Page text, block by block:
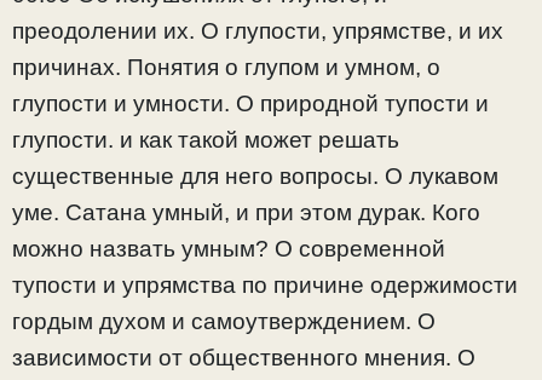
преодолении их. О глупости, упрямстве, и их
причинах. Понятия о глупом и умном, о
глупости и умности. О природной тупости и
глупости. и как такой может решать
существенные для него вопросы. О лукавом
уме. Сатана умный, и при этом дурак. Кого
можно назвать умным? О современной
тупости и упрямства по причине одержимости
гордым духом и самоутверждением. О
зависимости от общественного мнения. О